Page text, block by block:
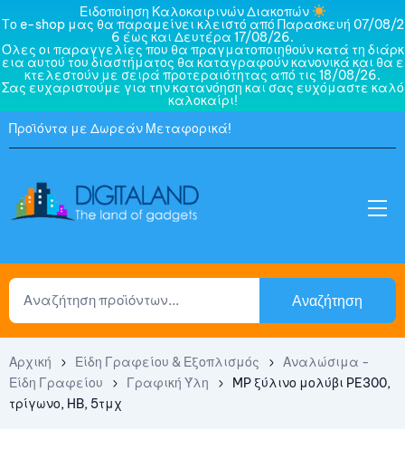
Ειδοποίηση Καλοκαιρινών Διακοπών
Το e-shop μας θα παραμείνει κλειστό από Παρασκευή 07/08/2
6 έως και Δευτέρα 17/08/26.
Όλες οι παραγγελίες που θα πραγματοποιηθούν κατά τη διάρκ
εια αυτού του διαστήματος θα καταγραφούν κανονικά και θα ε
κτελεστούν με σειρά προτεραιότητας από τις 18/08/26.
Σας ευχαριστούμε για την κατανόηση και σας ευχόμαστε καλό
καλοκαίρι!
Προϊόντα με Δωρεάν Μεταφορικά!
Αναζήτηση
Αρχική Είδη Γραφείου & Εξοπλισμός
Αναλώσιμα -
Είδη Γραφείου
Γραφική Ύλη
MP ξύλινο μολύβι PE300,
τρίγωνο, HB, 5τμχ